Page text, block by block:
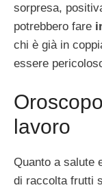
sorpresa,
potrebbero fare
chi è già in
essere
lavoro
Quanto a salute
di raccolta frutti